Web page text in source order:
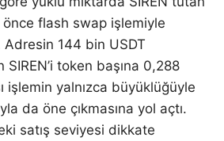
önce flash swap işlemiyle
Adresin 144 bin USDT
token başına 0,288
işlemin yalnızca büyüklüğüyle
da öne çıkmasına yol açtı.
satış seviyesi dikkate